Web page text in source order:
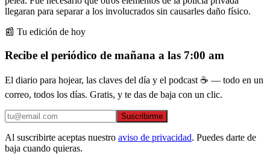
llegaran para separar a los involucrados sin causarles daño físico.
📰 Tu edición de hoy
Recibe el periódico de mañana a las 7:00 am
El diario para hojear, las claves del día y el podcast ☕ — todo en un
correo, todos los días. Gratis, y te das de baja con un clic.
Suscribirme
Al suscribirte aceptas nuestro aviso de privacidad. Puedes darte de
baja cuando quieras.